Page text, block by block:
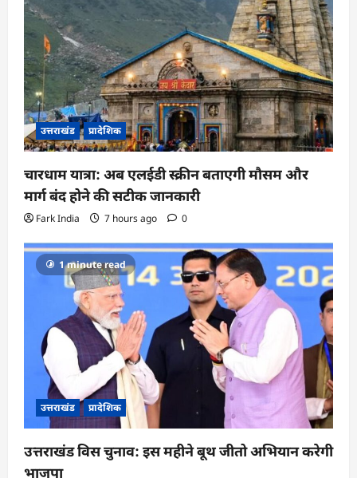
उत्तराखंड प्रादेशिक
चारधाम यात्रा: अब एलईडी स्क्रीन बताएगी मौसम और
मार्ग बंद होने की सटीक जानकारी
Fark India 7 hours ago 0
1 minute read
उत्तराखंड प्रादेशिक
उत्तराखंड विस चुनाव: इस महीने बूथ जीतो अभियान करेगी
भाजपा